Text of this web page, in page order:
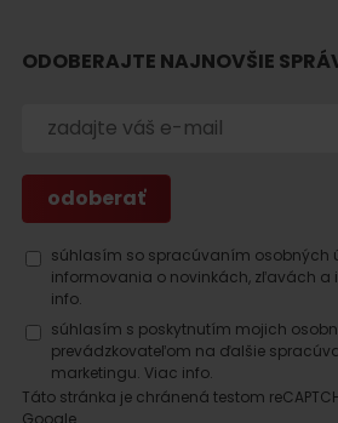
ODOBERAJTE NAJNOVŠIE
súhlasím so spracúvaním osobných
informovania o novinkách, zľavách a
info.
súhlasím s poskytnutím mojich
prevádzkovateľom na ďalšie
marketingu. Viac info.
Táto stránka je chránená testom
Google.